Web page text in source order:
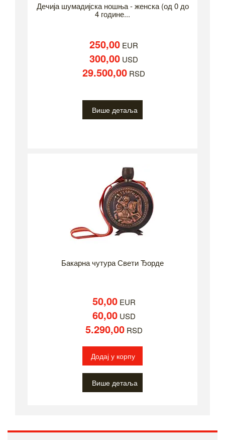
Дечија шумадијска ношња - женска (од 0 до
4 године...
250,00 EUR
300,00 USD
29.500,00 RSD
Више детаља
Бакарна чутура Свети Ђорде
50,00EUR
60,00USD
5.290,00RSD
Додај у корпу
Више детаља